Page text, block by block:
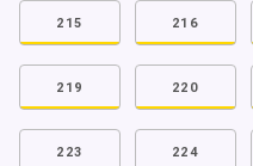
215 216
219 220
223 224